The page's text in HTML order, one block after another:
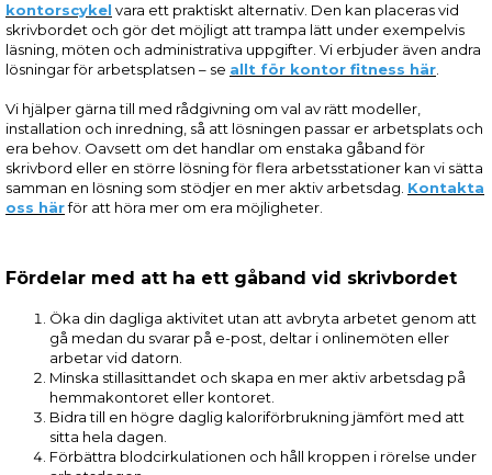
kontorscykel vara ett praktiskt alternativ. Den kan placeras vid
skrivbordet och gör det möjligt att trampa lätt under exempelvis
läsning, möten och administrativa uppgifter. Vi erbjuder även andra
lösningar för arbetsplatsen – se allt för kontor fitness här
Vi hjälper gärna till med rådgivning om val av rätt modeller,
installation och inredning, så att lösningen passar er arbetsplats och
era behov. Oavsett om det handlar om enstaka gåband för
skrivbord eller en större lösning för flera arbetsstationer kan vi sätta
samman en lösning som stödjer en mer aktiv arbetsdag. Kontakta
oss härför att höra mer om era möjligheter.
Fördelar med att ha ett gåband vid skrivbordet
Öka din dagliga aktivitet utan att avbryta arbetet genom att
gå medan du svarar på e-post, deltar i onlinemöten eller
arbetar vid datorn.
Minska stillasittandet och skapa en mer aktiv arbetsdag på
hemmakontoret eller kontoret.
Bidra till en högre daglig kaloriförbrukning jämfört med att
sitta hela dagen.
Förbättra blodcirkulationen och håll kroppen i rörelse under